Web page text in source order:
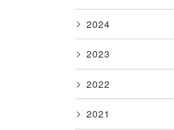
2024
2023
2022
2021